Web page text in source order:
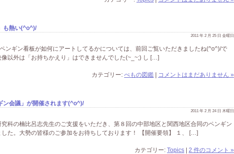
も熱い(^o^)/
2011 年 2 月 25 日 金曜日
ンギン看板が如何にアートしてるかについては、前回ご覧いただきましたね(^o^)/で
以外は「お持ちかえり」はできませんでした(~_~;) し […]
カテゴリー: ぺもの図鑑 コメントはまだありません »
ン会議」が開催されます(^o^)/
2011 年 2 月 24 日 木曜日
科の楠比呂志先生のご支援をいただき、第８回の中部地区と関西地区合同のペンギン
た。大勢の皆様のご参加をお待ちしております！ 【開催要領】 １、 […]
カテゴリー: Topics 2 件のコメント »